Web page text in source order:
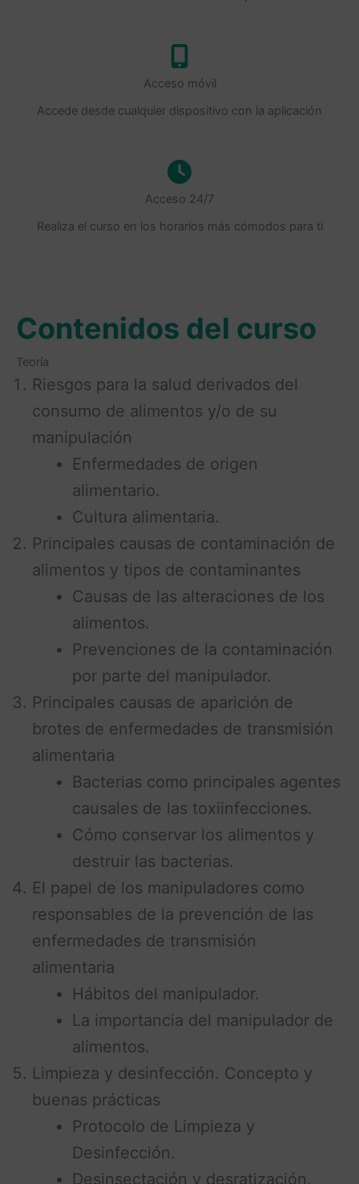
Acceso móvil
Accede desde cualquier dispositivo con la aplicación
Acceso 24/7
Realiza el curso en los horarios más cómodos para ti
Contenidos del curso
Teoría
Riesgos para la salud derivados del
consumo de alimentos y/o de su
manipulación
Enfermedades de origen
alimentario.
Cultura alimentaria.
Principales causas de contaminación de
alimentos y tipos de contaminantes
Causas de las alteraciones de los
alimentos.
Prevenciones de la contaminación
por parte del manipulador.
Principales causas de aparición de
brotes de enfermedades de transmisión
alimentaria
Bacterias como principales agentes
causales de las toxiinfecciones.
Cómo conservar los alimentos y
destruir las bacterias.
El papel de los manipuladores como
responsables de la prevención de las
enfermedades de transmisión
alimentaria
Hábitos del manipulador.
La importancia del manipulador de
alimentos.
Limpieza y desinfección. Concepto y
buenas prácticas
Protocolo de Limpieza y
Desinfección.
Desinsectación y desratización.